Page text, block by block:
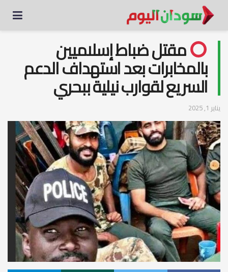
مقتل ضباط إسلاميين
بالمخابرات بعد استهداف الدعم
السريع لقوارب نيلية ببحري
يناير 1, 2025